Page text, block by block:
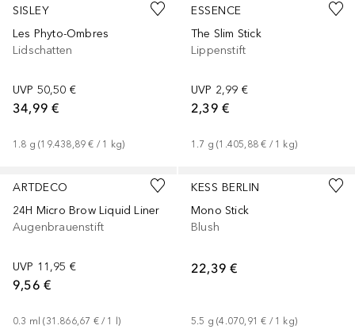
SISLEY
Les Phyto-Ombres
Lidschatten
UVP 50,50 €
34,99 €
1.8 g (19.438,89 € / 1 kg)
ESSENCE
The Slim Stick
Lippenstift
UVP 2,99 €
2,39 €
1.7 g (1.405,88 € / 1 kg)
ARTDECO
24H Micro Brow Liquid Liner
Augenbrauenstift
UVP 11,95 €
9,56 €
0.3 ml (31.866,67 € / 1 l)
KESS BERLIN
Mono Stick
Blush
22,39 €
5.5 g (4.070,91 € / 1 kg)
+ 7
+3 +10